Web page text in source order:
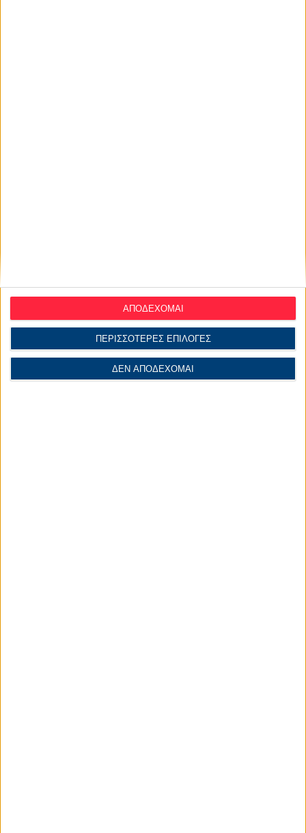
ΠΕΡΙΣΣΟΤΕΡΕΣ ΕΠΙΛΟΓΕΣ
ΔΕΝ ΑΠΟΔΕΧΟΜΑΙ
ΑΠΟΔΕΧΟΜΑΙ